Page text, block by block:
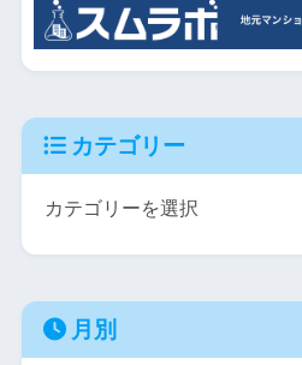
カテゴリー
月別